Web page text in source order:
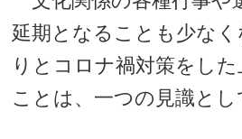
延期となることも少な
りとコロナ禍対策をし
ことは、一つの見識とし